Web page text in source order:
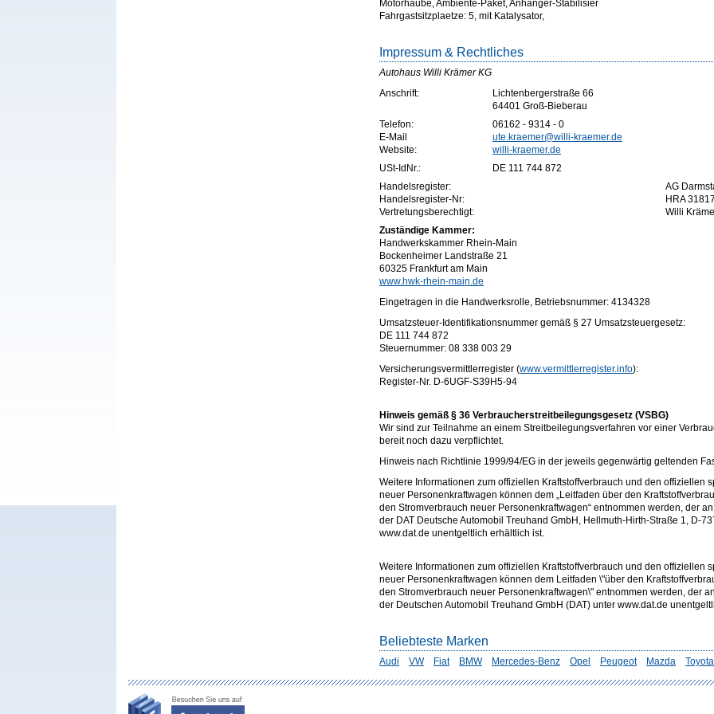
Motorhaube, Ambiente-Paket, Anhänger-Stabilisier
Fahrgastsitzplaetze: 5, mit Katalysator,
Impressum & Rechtliches
Autohaus Willi Krämer KG
Anschrift:
Lichtenbergerstraße 66
64401 Groß-Bieberau
Telefon:
06162 - 9314 - 0
E-Mail
ute.kraemer@willi-kraemer.de
Website:
willi-kraemer.de
USt-IdNr.:
DE 111 744 872
Handelsregister:
AG
Handelsregister-Nr:
HRA 31817
Vertretungsberechtigt:
Willi
Zuständige Kammer:
Handwerkskammer Rhein-Main
Bockenheimer Landstraße 21
60325 Frankfurt am Main
www.hwk-rhein-main.de
Eingetragen in die Handwerksrolle, Betriebsnummer: 4134328
Umsatzsteuer-Identifikationsnummer gemäß § 27 Umsatzsteuergesetz:
DE 111 744 872
Steuernummer: 08 338 003 29
Versicherungsvermittlerregister (www.vermittlerregister.info):
Register-Nr. D-6UGF-S39H5-94
Hinweis gemäß § 36 Verbraucherstreitbeilegungsgesetz (VSBG)
Wir sind zur Teilnahme an einem Streitbeilegungsverfahren vor einer
bereit noch dazu verpflichtet.
Hinweis nach Richtlinie 1999/94/EG in der jeweils gegenwärtig geltenden
Weitere Informationen zum offiziellen Kraftstoffverbrauch und den offiziellen
neuer Personenkraftwagen können dem „Leitfaden über den
den Stromverbrauch neuer Personenkraftwagen“ entnommen werden, der
der DAT Deutsche Automobil Treuhand GmbH, Hellmuth-Hirth-Straße 1, D-
www.dat.de unentgeltlich erhältlich ist.
Weitere Informationen zum offiziellen Kraftstoffverbrauch und den offiziellen
neuer Personenkraftwagen können dem Leitfaden \"über den
den Stromverbrauch neuer Personenkraftwagen\" entnommen werden, der
der Deutschen Automobil Treuhand GmbH (DAT) unter www.dat.de
Beliebteste Marken
Audi VW Fiat BMW Mercedes-Benz Opel Peugeot Mazda Toyota